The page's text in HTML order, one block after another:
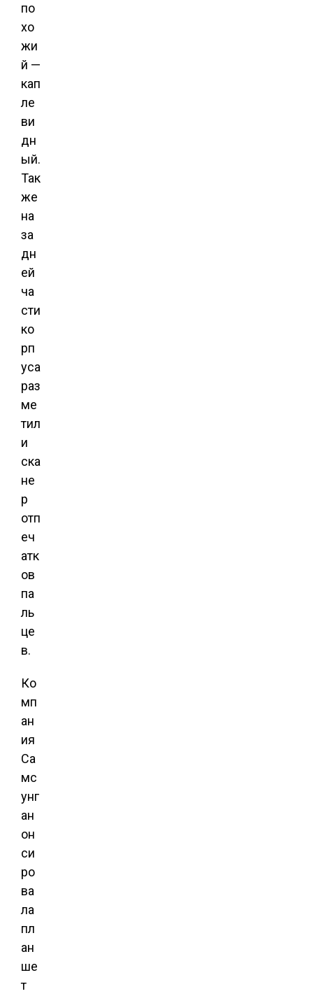
по
хо
жи
й —
кап
ле
ви
дн
ый.
Так
же
на
за
дн
ей
ча
сти
ко
рп
уса
раз
ме
тил
и
ска
не
р
отп
еч
атк
ов
па
ль
це
в.
Ко
мп
ан
ия
Са
мс
унг
ан
он
си
ро
ва
ла
пл
ан
ше
т